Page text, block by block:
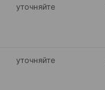
уточняйте
уточняйте